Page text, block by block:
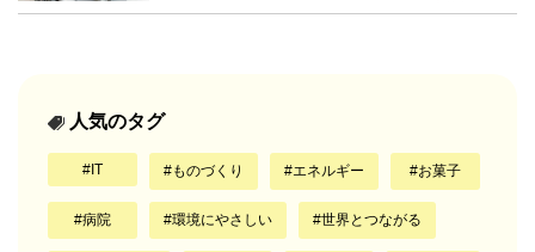
人気のタグ
IT ものづくり エネルギー お菓子
病院 環境にやさしい 世界とつながる